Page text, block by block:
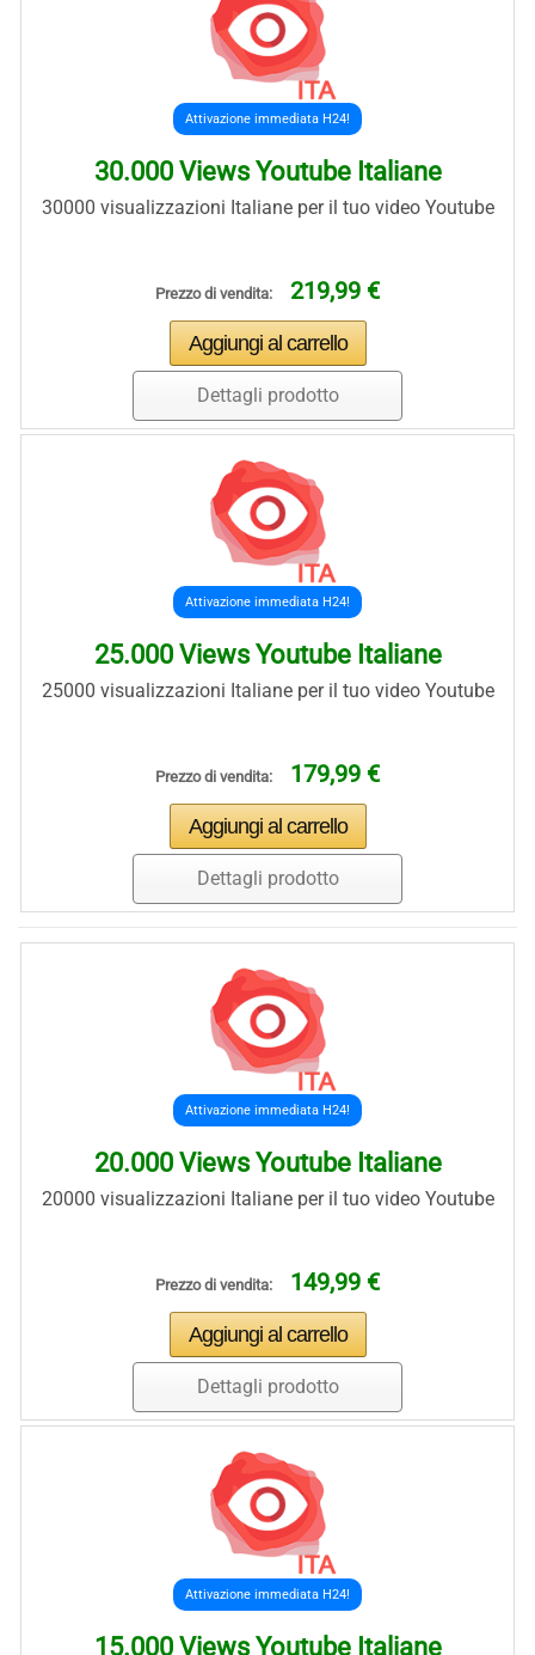
Attivazione immediata H24!
30.000 Views Youtube Italiane
30000 visualizzazioni Italiane per il tuo video Youtube
Prezzo di vendita: 219,99 €
Dettagli prodotto
Attivazione immediata H24!
25.000 Views Youtube Italiane
25000 visualizzazioni Italiane per il tuo video Youtube
Prezzo di vendita: 179,99 €
Dettagli prodotto
Attivazione immediata H24!
20.000 Views Youtube Italiane
20000 visualizzazioni Italiane per il tuo video Youtube
Prezzo di vendita: 149,99 €
Dettagli prodotto
Attivazione immediata H24!
15.000 Views Youtube Italiane